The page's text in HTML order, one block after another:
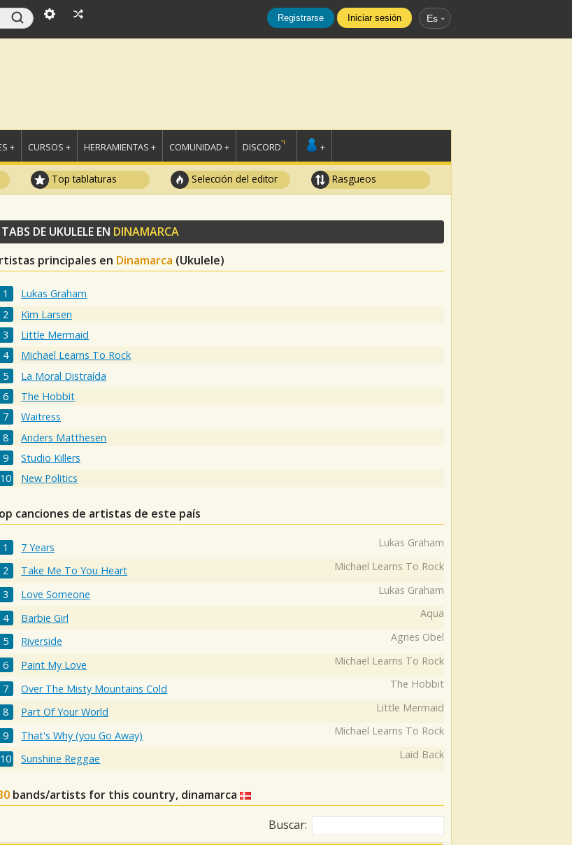
Registrarse Iniciar sesión Es
+ CURSOS + HERRAMIENTAS + COMUNIDAD + DISCORD +
Top tablaturas Selección del editor Rasgueos
TABS DE UKULELE EN DINAMARCA
principales en Dinamarca (Ukulele)
Lukas Graham
Kim Larsen
Little Mermaid
Michael Learns To Rock
La Moral Distraída
The Hobbit
Waitress
Anders Matthesen
Studio Killers
New Politics
canciones de artistas de este país
7 Years Lukas Graham
Take Me To You Heart Michael Learns To Rock
Love Someone Lukas Graham
Barbie Girl Aqua
Riverside Agnes Obel
Paint My Love Michael Learns To Rock
Over The Misty Mountains Cold The Hobbit
Part Of Your World Little Mermaid
That's Why (you Go Away) Michael Learns To Rock
Sunshine Reggae Laid Back
bands/artists for this country, dinamarca
Buscar: